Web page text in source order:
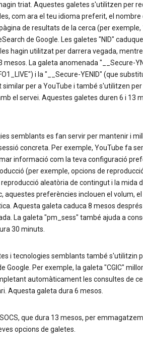
triat. Aquestes galetes s'utilitzen per
com ara el teu idioma preferit, el nombre
de resultats de la cerca (per exemple,
de Google. Les galetes "NID"
hagin utilitzat per darrera vegada,
mesos. La galeta anomenada "__Secure-
i la "__Secure-YENID" (que
similar per a YouTube i també s'utilitzen
el servei. Aquestes galetes duren 6 i 13
semblants es fan servir per mantenir i
concreta. Per exemple, YouTube fa
informació com la teva configuració
(per exemple, opcions de
aleatòria de contingut i la mida
aquestes preferències inclouen el volum,
Aquesta galeta caduca 8 mesos
La galeta "pm_sess" també ajuda a
30 minuts.
i tecnologies semblants també s'utilitzin
Google. Per exemple, la galeta "CGIC"
automàticament les consultes de
Aquesta galeta dura 6 mesos.
que dura 13 mesos, per
opcions de galetes.